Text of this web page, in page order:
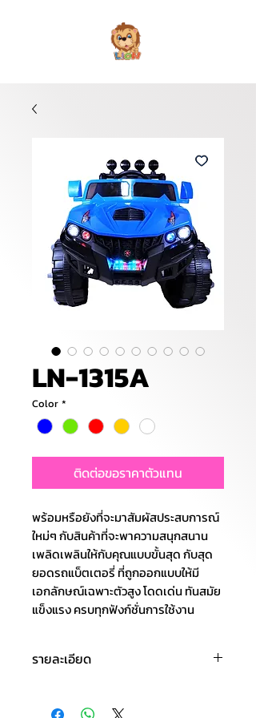
LN-1315A
Color *
ติดต่อขอราคาตัวแทน
พร้อมหรือยังที่จะมาสัมผัสประสบการณ์
ใหม่ๆ กับสินค้าที่จะพาความสนุกสนาน
เพลิดเพลินให้กับคุณแบบขั้นสุด กับสุด
ยอดรถแบ็ตเตอรี่ ที่ถูกออกแบบให้มี
เอกลักษณ์เฉพาะตัวสูง โดดเด่น ทันสมัย
แข็งแรง ครบทุกฟังก์ชั่นการใช้งาน
รายละเอียด
วัสดุ: พลาสติกที่มีความคงทน สีสดใส